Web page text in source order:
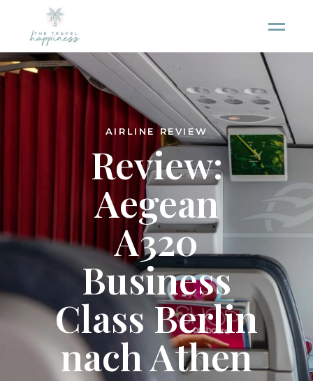
AIRLINE REVIEW
Review:
Aegean
A320
Business
Class Berlin
nach Athen